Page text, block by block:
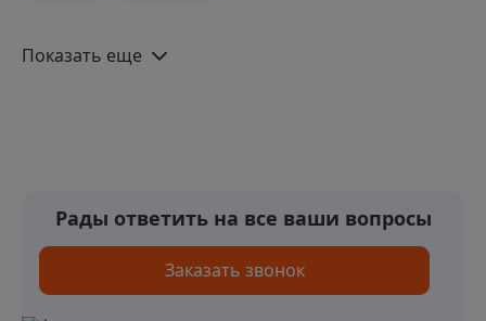
Показать еще
Рады ответить на все ваши вопросы
Заказать звонок